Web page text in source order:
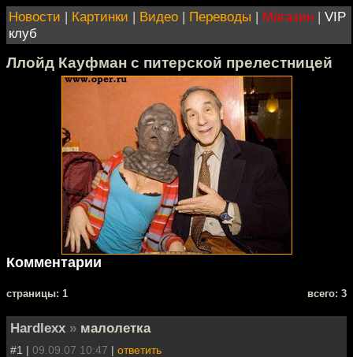
Новости | Картинки | Видео | Переводы | Магазин | VIP
клуб
Ллойд Кауфман с питерской прелестницей
Комментарии
cтраницы: 1 всего: 3
Hardlexx » малолетка
#1 | 09.09.07 10:47 | ответить